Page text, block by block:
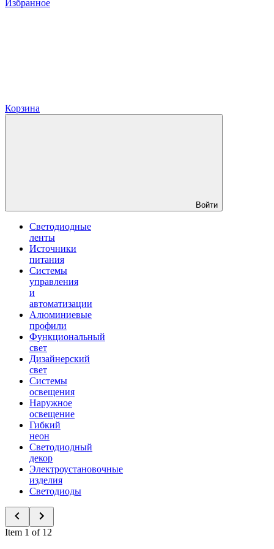
Избранное
Корзина
Войти
Светодиодные
ленты
Источники
питания
Системы
управления
и
автоматизации
Алюминиевые
профили
Функциональный
свет
Дизайнерский
свет
Системы
освещения
Наружное
освещение
Гибкий
неон
Светодиодный
декор
Электроустановочные
изделия
Светодиоды
Item 1 of 12